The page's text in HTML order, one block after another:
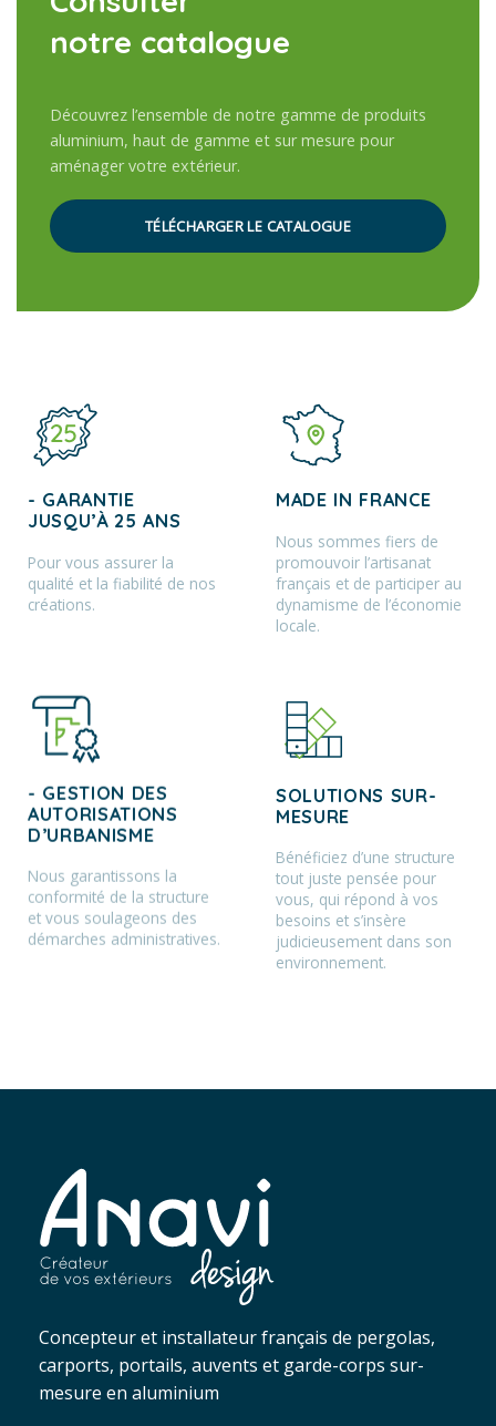
notre catalogue
Découvrez l’ensemble de notre gamme de produits
aluminium, haut de gamme et sur mesure pour
aménager votre extérieur.
TÉLÉCHARGER LE CATALOGUE
- GARANTIE
JUSQU’À 25 ANS
Pour vous assurer la
qualité et la fiabilité de nos
créations.
MADE IN FRANCE
Nous sommes fiers de
promouvoir l’artisanat
français et de participer au
dynamisme de l’économie
locale.
- GESTION DES
AUTORISATIONS
D’URBANISME
Nous garantissons la
conformité de la structure
et vous soulageons des
démarches administratives.
SOLUTIONS SUR-
MESURE
Bénéficiez d’une structure
tout juste pensée pour
vous, qui répond à vos
besoins et s’insère
judicieusement dans son
environnement.
Concepteur et installateur français de pergolas,
carports, portails, auvents et garde-corps sur-
mesure en aluminium